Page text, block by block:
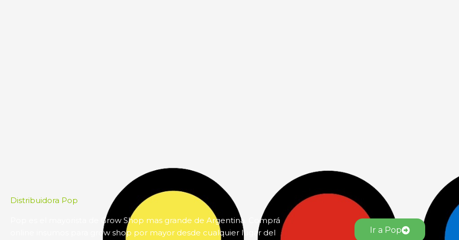
Distribuidora Pop
Pop es el mayorista de Grow Shop mas grande de Argentina. Comprá
online insumos para grow shop por mayor desde cualquier lugar del
Ir a Pop